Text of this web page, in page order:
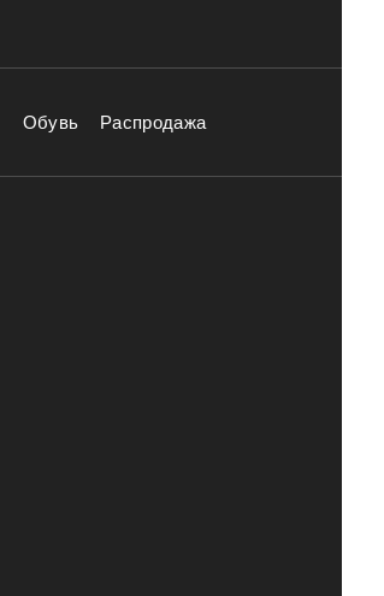
Обувь Распродажа